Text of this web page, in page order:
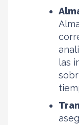
las